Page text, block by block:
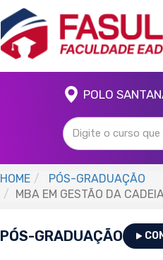
POLO
HOME
PÓS-GRADUAÇÃO
MBA EM GESTÃO DA
PÓS-GRADUAÇÃO